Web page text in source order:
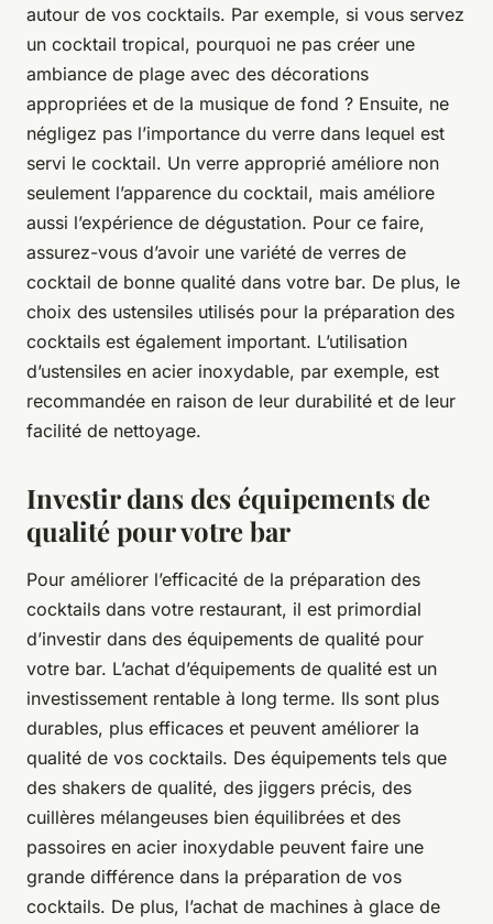
autour de vos cocktails. Par exemple, si vous servez
un cocktail tropical, pourquoi ne pas créer une
ambiance de plage avec des décorations
appropriées et de la musique de fond ? Ensuite, ne
négligez pas l’importance du verre dans lequel est
servi le cocktail. Un verre approprié améliore non
seulement l’apparence du cocktail, mais améliore
aussi l’expérience de dégustation. Pour ce faire,
assurez-vous d’avoir une variété de verres de
cocktail de bonne qualité dans votre bar. De plus, le
choix des ustensiles utilisés pour la préparation des
cocktails est également important. L’utilisation
d’ustensiles en acier inoxydable, par exemple, est
recommandée en raison de leur durabilité et de leur
facilité de nettoyage.
Investir dans des équipements de
qualité pour votre bar
Pour améliorer l’efficacité de la préparation des
cocktails dans votre restaurant, il est primordial
d’investir dans des équipements de qualité pour
votre bar. L’achat d’équipements de qualité est un
investissement rentable à long terme. Ils sont plus
durables, plus efficaces et peuvent améliorer la
qualité de vos cocktails. Des équipements tels que
des shakers de qualité, des jiggers précis, des
cuillères mélangeuses bien équilibrées et des
passoires en acier inoxydable peuvent faire une
grande différence dans la préparation de vos
cocktails. De plus, l’achat de machines à glace de